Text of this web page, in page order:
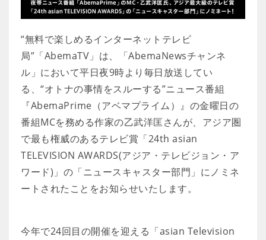
“無料で楽しめるインターネットテレビ
局”「AbemaTV」は、「AbemaNewsチャンネ
ル」において平日夜9時より毎日放送してい
る、“オトナの事情をスルーする”ニュース番組
『AbemaPrime（アベマプライム）』の金曜日の
番組MCを務める作家の乙武洋匡さんが、アジア圏
で最も権威のあるテレビ賞「24th asian
TELEVISION AWARDS(アジア・テレビジョン・ア
ワード)」の「ニュースキャスター部門」にノミネ
ートされたことをお知らせいたします。
今年で24回目の開催を迎える「asian Television